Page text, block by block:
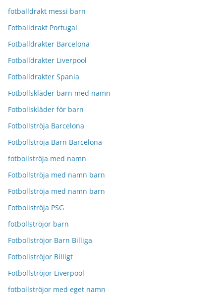
fotballdrakt messi barn
Fotballdrakt Portugal
Fotballdrakter Barcelona
Fotballdrakter Liverpool
Fotballdrakter Spania
Fotbollskläder barn med namn
Fotbollskläder för barn
Fotbollströja Barcelona
Fotbollströja Barn Barcelona
fotbollströja med namn
Fotbollströja med namn barn
Fotbollströja med namn barn
Fotbollströja PSG
fotbollströjor barn
Fotbollströjor Barn Billiga
Fotbollströjor Billigt
Fotbollströjor Liverpool
fotbollströjor med eget namn